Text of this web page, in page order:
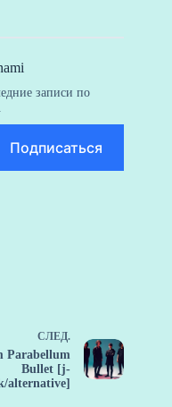
y
t
записи по
Подписаться
СЛЕД.
Parabellum
Bullet [j-
alternative]